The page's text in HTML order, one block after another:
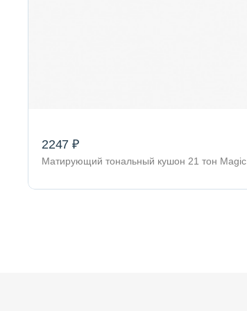
2247 ₽
Матирующий тональный кушон 21 тон